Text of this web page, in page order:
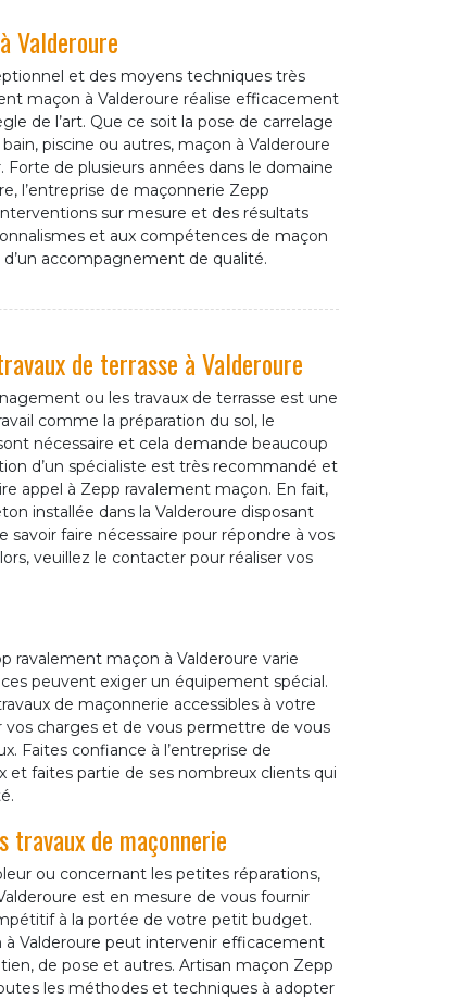
Valderoure
et des moyens techniques très
maçon à Valderoure réalise efficacement
de l’art. Que ce soit la pose de carrelage
piscine ou autres, maçon à Valderoure
de plusieurs années dans le domaine
l’entreprise de maçonnerie Zepp
sur mesure et des résultats
et aux compétences de maçon
accompagnement de qualité.
de terrasse à Valderoure
ou les travaux de terrasse est une
comme la préparation du sol, le
nécessaire et cela demande beaucoup
d’un spécialiste est très recommandé et
appel à Zepp ravalement maçon. En fait,
installée dans la Valderoure disposant
faire nécessaire pour répondre à vos
veuillez le contacter pour réaliser vos
ravalement maçon à Valderoure varie
peuvent exiger un équipement spécial.
de maçonnerie accessibles à votre
vos charges et de vous permettre de vous
Faites confiance à l’entreprise de
et faites partie de ses nombreux clients qui
travaux de maçonnerie
ou concernant les petites réparations,
est en mesure de vous fournir
à la portée de votre petit budget.
à Valderoure peut intervenir efficacement
de pose et autres. Artisan maçon Zepp
les méthodes et techniques à adopter